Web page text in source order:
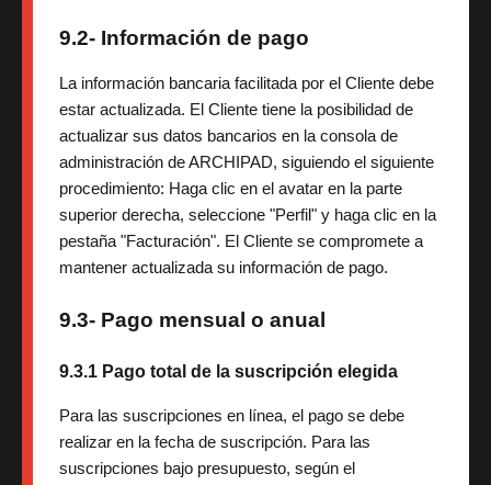
9.2- Información de pago
La información bancaria facilitada por el Cliente debe
estar actualizada. El Cliente tiene la posibilidad de
actualizar sus datos bancarios en la consola de
administración de ARCHIPAD, siguiendo el siguiente
procedimiento: Haga clic en el avatar en la parte
superior derecha, seleccione "Perfil" y haga clic en la
pestaña "Facturación". El Cliente se compromete a
mantener actualizada su información de pago.
9.3- Pago mensual o anual
9.3.1 Pago total de la suscripción elegida
Para las suscripciones en línea, el pago se debe
realizar en la fecha de suscripción. Para las
suscripciones bajo presupuesto, según el